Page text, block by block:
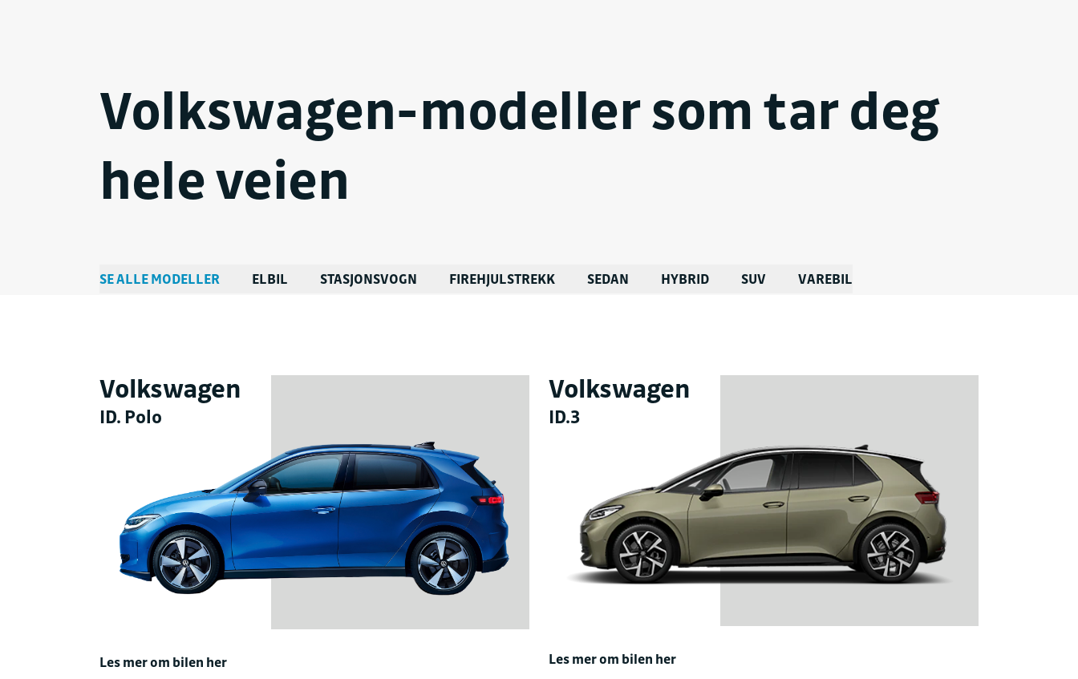
Juridisk navn
Volkswagen-modeller som tar deg
hele veien
SE ALLE MODELLER ELBIL STASJONSVOGN FIREHJULSTREKK SEDAN HYBRID SUV VAREBIL
Volkswagen
ID. Polo
Les mer om bilen her
Volkswagen
ID.3
Les mer om bilen her